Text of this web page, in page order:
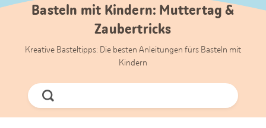
Basteln mit Kindern: Muttertag &
Zaubertricks
Kreative Basteltipps: Die besten Anleitungen fürs Basteln mit
Kindern
Jetzt
Suchen